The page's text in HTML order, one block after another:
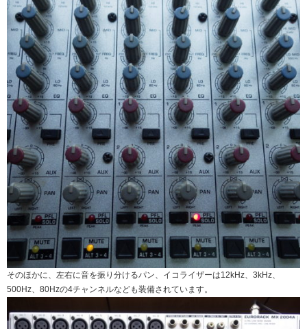
そのほかに、左右に音を振り分けるパン、イコライザーは12kHz、3kHz、
500Hz、80Hzの4チャンネルなども装備されています。